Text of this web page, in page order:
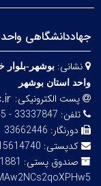
جهاددانشگاهی
نشانی: بوشهر-بلوار
واحد استان بوشهر
پست الکترونیکی:
تلفن: 33337847 - 33662445 - 09017716339
دورنگار: 33662446
کدپستی:
صندوق پستی: 1881-75135